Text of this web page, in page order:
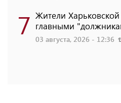
7 Жители Харьковской
главными
03 августа, 2026 - 12:36